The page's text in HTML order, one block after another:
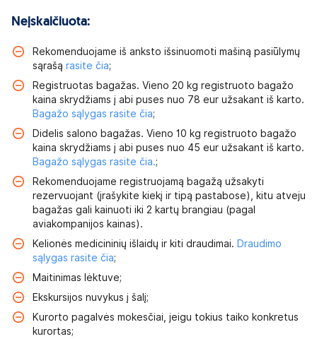
Neįskaičiuota:
Rekomenduojame iš anksto išsinuomoti mašiną pasiūlymų
sąrašą rasite čia;
Registruotas bagažas. Vieno 20 kg registruoto bagažo
kaina skrydžiams į abi puses nuo 78 eur užsakant iš karto.
Bagažo sąlygas rasite čia;
Didelis salono bagažas. Vieno 10 kg registruoto bagažo
kaina skrydžiams į abi puses nuo 45 eur užsakant iš karto.
Bagažo sąlygas rasite čia.;
Rekomenduojame registruojamą bagažą užsakyti
rezervuojant (įrašykite kiekį ir tipą pastabose), kitu atveju
bagažas gali kainuoti iki 2 kartų brangiau (pagal
aviakompanijos kainas).
Kelionės medicininių išlaidų ir kiti draudimai. Draudimo
sąlygas rasite čia;
Maitinimas lėktuve;
Ekskursijos nuvykus į šalį;
Kurorto pagalvės mokesčiai, jeigu tokius taiko konkretus
kurortas;